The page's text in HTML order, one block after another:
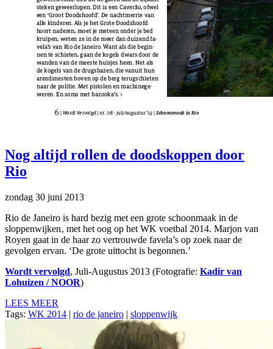
Nog altijd rollen de doodskoppen door
Rio
zondag 30 juni 2013
Rio de Janeiro is hard bezig met een grote schoonmaak in de
sloppenwijken‚ met het oog op het WK voetbal 2014. Marjon van
Royen gaat in de haar zo vertrouwde favela’s op zoek naar de
gevolgen ervan. ‘De grote uittocht is begonnen.’
Wordt vervolgd, Juli-Augustus 2013 (Fotografie: Kadir van
Lohuizen / NOOR)
LEES MEER
Tags: WK 2014 | rio de janeiro | sloppenwijk